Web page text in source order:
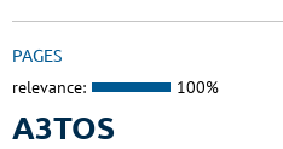
PAGES
relevance: 100%
A3TOS